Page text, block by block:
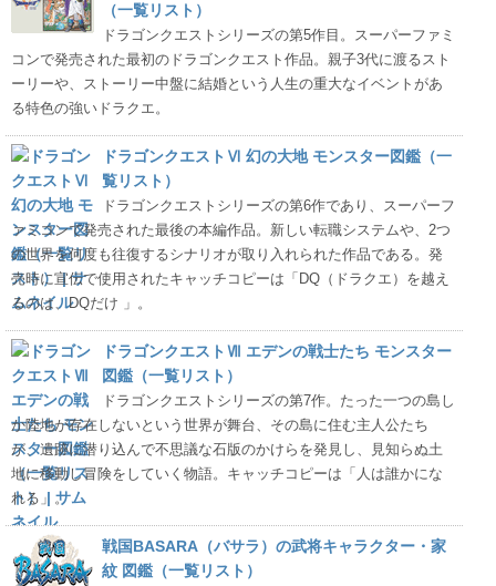
（一覧リスト）
ドラゴンクエストシリーズの第5作目。スーパーファミ
コンで発売された最初のドラゴンクエスト作品。親子3代に渡るスト
ーリーや、ストーリー中盤に結婚という人生の重大なイベントがあ
る特色の強いドラクエ。
ドラゴンクエストⅥ 幻の大地 モンスター図鑑（一
覧リスト）
ドラゴンクエストシリーズの第6作であり、スーパーフ
ァミコンで発売された最後の本編作品。新しい転職システムや、2つ
の世界を何度も往復するシナリオが取り入れられた作品である。発
売時に宣伝で使用されたキャッチコピーは「DQ（ドラクエ）を越え
るのは、DQだけ 」。
ドラゴンクエストⅦ エデンの戦士たち モンスター
図鑑（一覧リスト）
ドラゴンクエストシリーズの第7作。たった一つの島し
か陸地が存在しないという世界が舞台、その島に住む主人公たち
が、遺跡に潜り込んで不思議な石版のかけらを発見し、見知らぬ土
地に移動し冒険をしていく物語。キャッチコピーは「人は誰かにな
れる」。
戦国BASARA（バサラ）の武将キャラクター・家
紋 図鑑（一覧リスト）